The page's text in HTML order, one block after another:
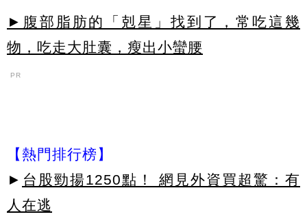
►腹部脂肪的「剋星」找到了，常吃這幾
物，吃走大肚囊，瘦出小蠻腰
PR
【熱門排行榜】
► 台股勁揚1250點！ 網見外資買超驚：有
人在逃